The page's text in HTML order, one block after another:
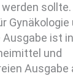
sollte.
Gynäkologie
ist
und
Ausgabe